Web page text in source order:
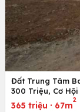
Đất Trung Tâm
300 Triệu, Cơ
365 triệu · 67m
2